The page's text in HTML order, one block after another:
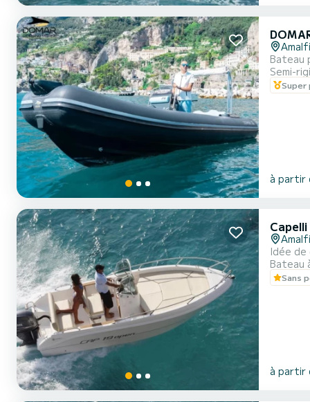
Amalfi
Bateau
Semi-
à partir
Amalfi
Idée de
Bateau
Sans
à partir